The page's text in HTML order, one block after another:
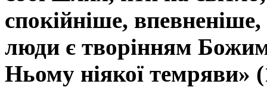
спокійніше,
люди є творінням
Ньому ніякої темряви»